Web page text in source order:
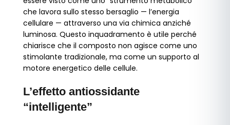
che lavora sullo stesso bersaglio — l’energia
cellulare — attraverso una via chimica anziché
luminosa. Questo inquadramento è utile perché
chiarisce che il composto non agisce come uno
stimolante tradizionale, ma come un supporto al
motore energetico delle cellule.
L’effetto antiossidante
“intelligente”